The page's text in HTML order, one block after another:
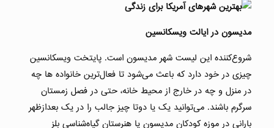
مدیسون در ایالت ویسکانسین
شروع‌کننده این لیست شهر مدیسون است. پایتخت ویسکانسین
چیزی در خود دارد که باعث می‌شود تا فعال‌ترین خانواده ها چه
در منزل و چه در خارج از محیط خانه، حتی در فصل زمستان
سرگرم باشند. می‌توانید یک یا دوتا چیز جالب را در یک بعدازظهر
بارانی در موزه کودکان مدیسون یا هنرستان گیاه‌شناسی بلز